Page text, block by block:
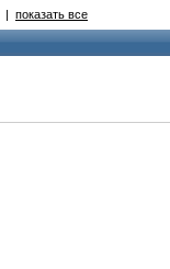
| показать все